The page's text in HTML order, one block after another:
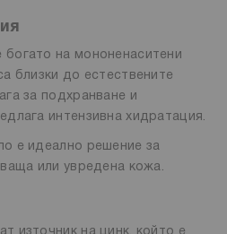
на мононенаситени
близки до естествените
за подхранване и
интензивна хидратация.
е идеално решение за
или увредена кожа.